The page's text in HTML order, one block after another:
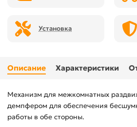
Установка
Описание Характеристики
Механизм для межкомнатных
демпфером для обеспечения
работы в обе стороны.